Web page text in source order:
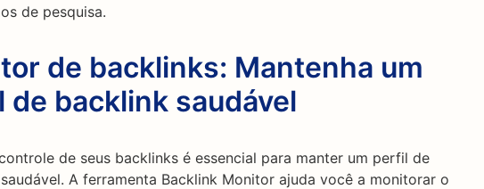
de pesquisa.
de backlinks: Mantenha um
de backlink saudável
de seus backlinks é essencial para manter um perfil de
A ferramenta Backlink Monitor ajuda você a monitorar o